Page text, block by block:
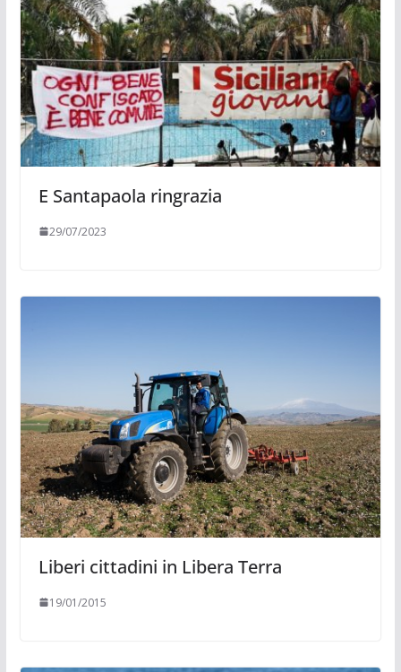
E Santapaola ringrazia
29/07/2023
Liberi cittadini in Libera Terra
19/01/2015